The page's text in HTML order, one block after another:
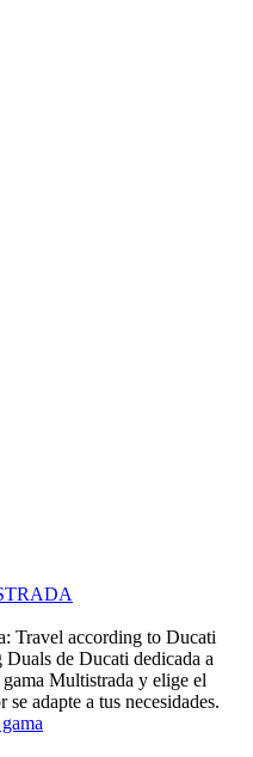
Travel according to Ducati
de Ducati dedicada a
Multistrada y elige el
adapte a tus necesidades.